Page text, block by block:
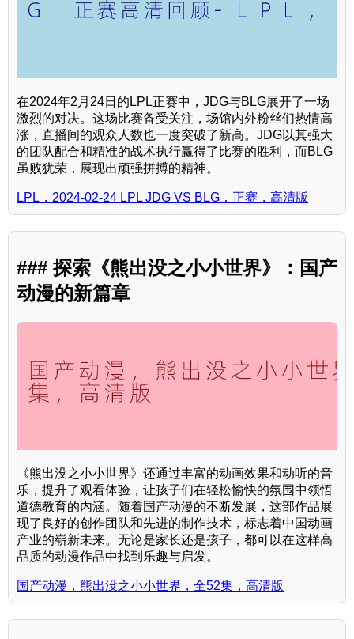
在2024年2月24日的LPL正赛中，JDG与BLG展开了一场
激烈的对决。这场比赛备受关注，场馆内外粉丝们热情高
涨，直播间的观众人数也一度突破了新高。JDG以其强大
的团队配合和精准的战术执行赢得了比赛的胜利，而BLG
虽败犹荣，展现出顽强拼搏的精神。
LPL，2024-02-24 LPL JDG VS BLG，正赛，高清版
### 探索《熊出没之小小世界》：国产
动漫的新篇章
《熊出没之小小世界》还通过丰富的动画效果和动听的音
乐，提升了观看体验，让孩子们在轻松愉快的氛围中领悟
道德教育的内涵。随着国产动漫的不断发展，这部作品展
现了良好的创作团队和先进的制作技术，标志着中国动画
产业的崭新未来。无论是家长还是孩子，都可以在这样高
品质的动漫作品中找到乐趣与启发。
国产动漫，熊出没之小小世界，全52集，高清版